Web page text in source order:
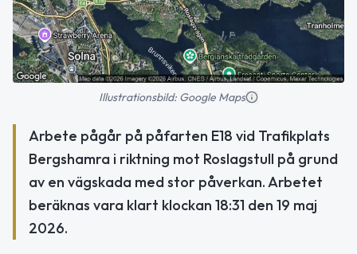
Illustrationsbild: Google Maps
Arbete pågår på påfarten E18 vid Trafikplats
Bergshamra i riktning mot Roslagstull på grund
av en vägskada med stor påverkan. Arbetet
beräknas vara klart klockan 18:31 den 19 maj
2026.